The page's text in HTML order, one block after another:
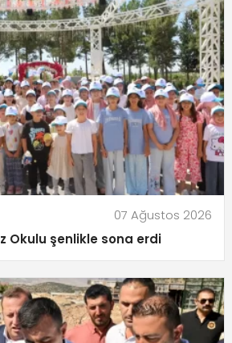
07 Ağustos 2026
Okulu şenlikle sona erdi